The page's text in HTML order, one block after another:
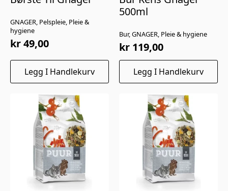
GNAGER, Pelspleie, Pleie &
hygiene
kr49,00
Legg I Handlekurv
Bur, GNAGER, Pleie & hygiene
500ml
kr 119,00
Legg I Handlekurv